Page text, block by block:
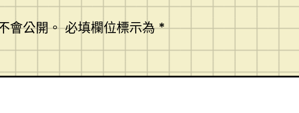
會公開。必填欄位標示為*